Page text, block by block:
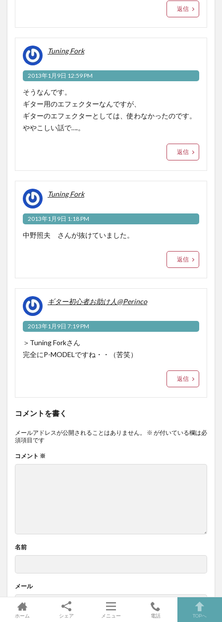
返信
Tuning Fork
2013年1月9日 12:59 PM
そうなんです。
ギター用のエフェクターなんですが、
ギターのエフェクターとしては、使わなかったのです。
ややこしい話で….。
返信
Tuning Fork
2013年1月9日 1:18 PM
中野照夫 さんが抜けていました。
返信
ギター初心者お助け人@Perinco
2013年1月9日 7:19 PM
＞Tuning Forkさん
完全にP-MODELですね・・（苦笑）
返信
コメントを書く
メールアドレスが公開されることはありません。 ※ が付いている欄は必
須項目です
コメント ※
名前
メール
ホーム シェア メニュー 電話 TOPへ